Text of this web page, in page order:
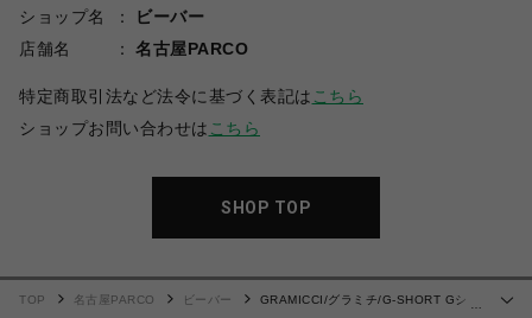
ショップ名
ビーバー
店舗名
名古屋PARCO
特定商取引法など法令に基づく表記は こちら
ショップお問い合わせは こちら
SHOP TOP
…
TOP 名古屋PARCO ビーバー
GRAMICCI/グラミチ/G-SHORT Gショ